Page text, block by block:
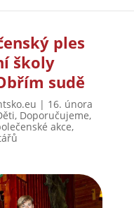
ples
školy
sudě
| 16. února
, Doporučujeme,
akce,